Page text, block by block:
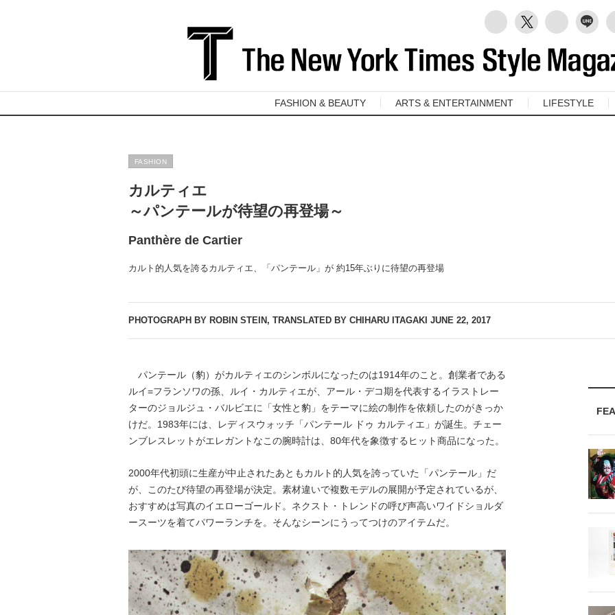
FASHION & BEAUTY ARTS & ENTERTAINMENT LIFESTYLE
FASHION
カルティエ
～パンテールが待望の再登場～
Panthère de Cartier
カルト的人気を誇るカルティエ、「パンテール」が 約15年ぶりに待望の再登場
PHOTOGRAPH BY ROBIN STEIN, TRANSLATED BY CHIHARU ITAGAKI JUNE 22, 2017
パンテール（豹）がカルティエのシンボルになったのは1914年のこと。創業者である
ルイ=フランソワの孫、ルイ・カルティエが、アール・デコ期を代表するイラストレー
ターのジョルジュ・バルビエに「女性と豹」をテーマに絵の制作を依頼したのがきっか
けだ。1983年には、レディスウォッチ「パンテール ドゥ カルティエ」が誕生。チェー
ンブレスレットがエレガントなこの腕時計は、80年代を象徴するヒット商品になった。
2000年代初頭に生産が中止されたあともカルト的人気を誇っていた「パンテール」だ
が、このたび待望の再登場が決定。素材違いで複数モデルの展開が予定されているが、
おすすめは写真のイエローゴールド。ネクスト・トレンドの呼び声高いワイドショルダ
ースーツを着てパワーランチを。そんなシーンにうってつけのアイテムだ。